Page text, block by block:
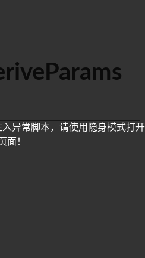
异常脚本，请使用隐身模式打开
面！